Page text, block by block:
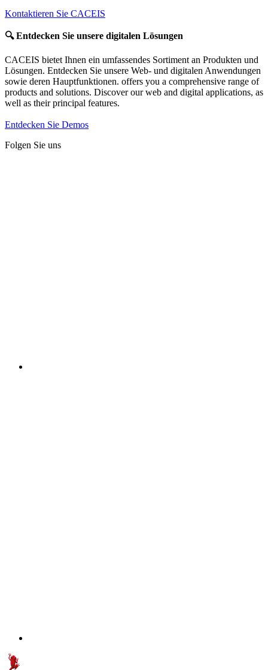
Kontaktieren Sie CACEIS
🔍Entdecken Sie unsere digitalen Lösungen
CACEIS bietet Ihnen ein umfassendes Sortiment an Produkten und
Lösungen. Entdecken Sie unsere Web- und digitalen Anwendungen
sowie deren Hauptfunktionen. offers you a comprehensive range of
products and solutions. Discover our web and digital applications, as
well as their principal features.
Entdecken Sie Demos
Folgen Sie uns